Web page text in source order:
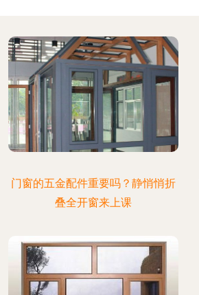
门窗的五金配件重要吗？静悄悄折
叠全开窗来上课